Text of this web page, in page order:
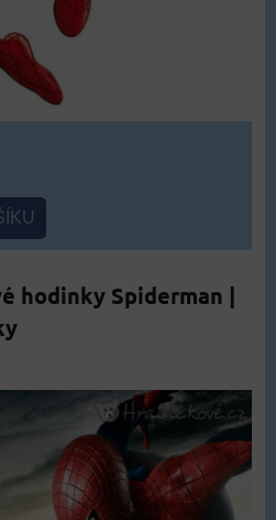
hodinky Spiderman |